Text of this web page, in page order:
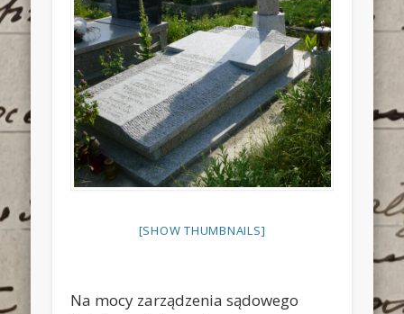
[SHOW THUMBNAILS]
Na mocy zarządzenia sądowego